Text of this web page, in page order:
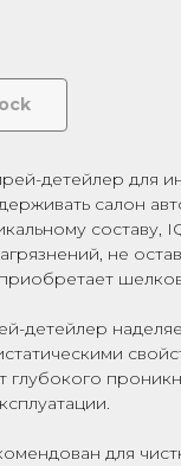
детейлер для
салон
составу,
не
детейлер
глубокого
для